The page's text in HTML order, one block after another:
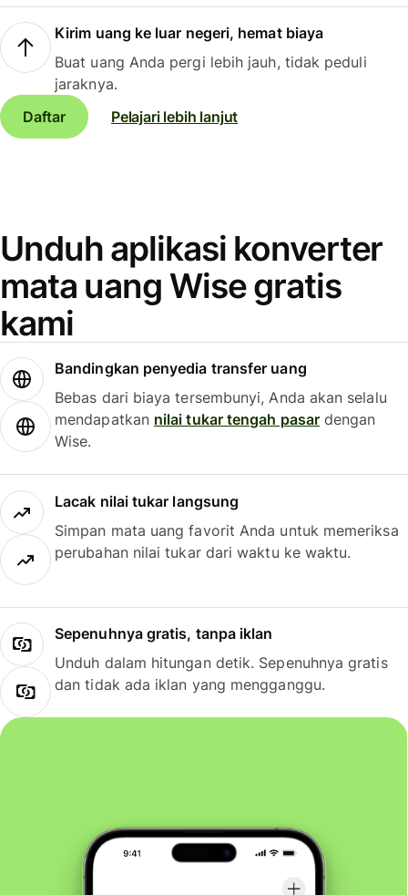
Kirim uang ke luar negeri, hemat biaya
Buat uang Anda pergi lebih jauh, tidak peduli
jaraknya.
Daftar
Pelajari lebih lanjut
Unduh aplikasi konverter
mata uang Wise gratis
kami
Bandingkan penyedia transfer uang
Bebas dari biaya tersembunyi, Anda akan selalu
mendapatkan nilai tukar tengah pasardengan
Wise.
Lacak nilai tukar langsung
Simpan mata uang favorit Anda untuk memeriksa
perubahan nilai tukar dari waktu ke waktu.
Sepenuhnya gratis, tanpa iklan
Unduh dalam hitungan detik. Sepenuhnya gratis
dan tidak ada iklan yang mengganggu.